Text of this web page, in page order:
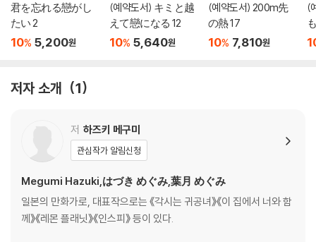
君を忘れる戀がし
たい 2
10% 5,200원
(예약도서) キミと越
えて戀になる 12
10% 5,640원
(예약도서) 200m先
の熱 17
10% 7,810원
(
저자 소개 1
저 하즈키 메구미
관심작가 알림신청
Megumi Hazuki,はづき めぐみ,葉月 めぐみ
일본의 만화가로, 대표작으로는 《각시는 귀공녀》《이 집에서 너와 함
께》《레몬 플래닛》《인스피》 등이 있다.